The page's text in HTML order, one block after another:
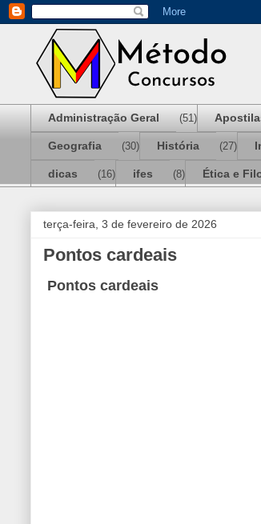
Administração Geral (51)
Geografia (30) História (27)
dicas (16) ifes (8) Ética e
terça-feira, 3 de fevereiro de 2026
Pontos cardeais
Pontos cardeais